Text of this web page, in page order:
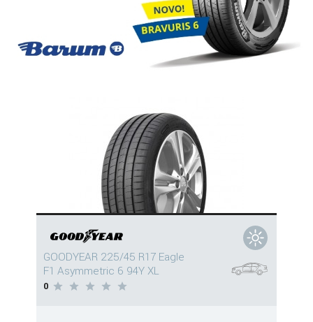
GOODYEAR 225/45 R17 Eagle
F1 Asymmetric 6 94Y XL
0